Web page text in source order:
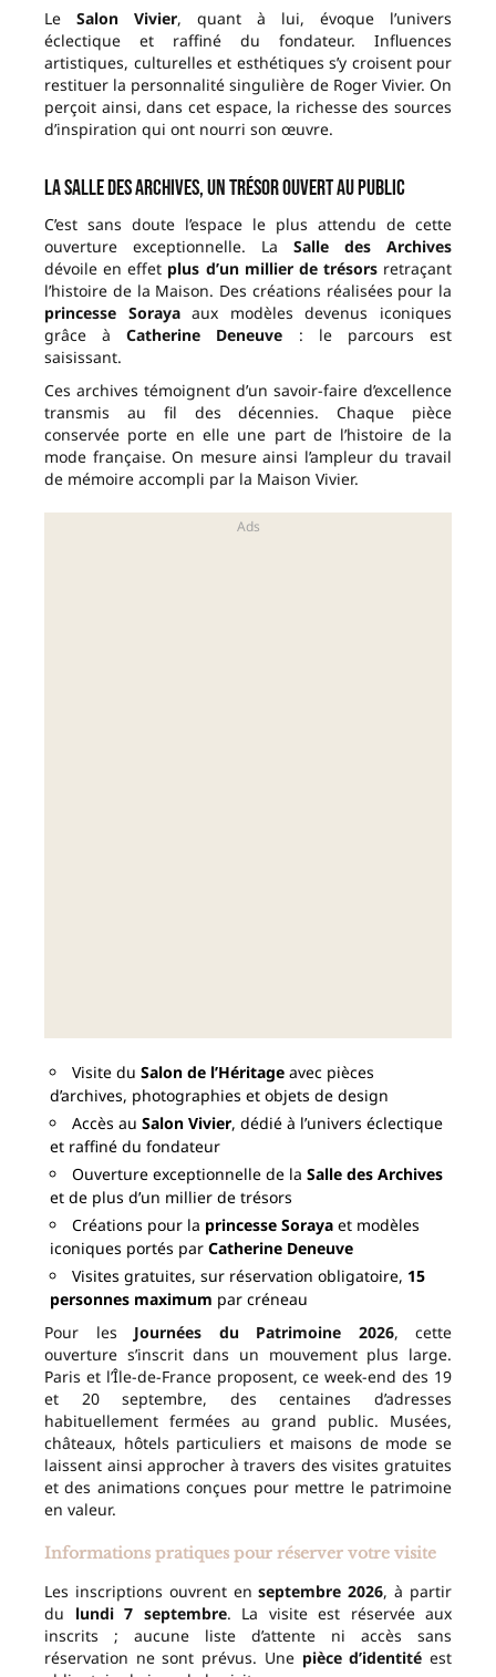
Le Salon Vivier, quant à lui, évoque l’univers
éclectique et raffiné du fondateur. Influences
artistiques, culturelles et esthétiques s’y croisent pour
restituer la personnalité singulière de Roger Vivier. On
perçoit ainsi, dans cet espace, la richesse des sources
d’inspiration qui ont nourri son œuvre.
La Salle des Archives, un trésor ouvert au public
C’est sans doute l’espace le plus attendu de cette
ouverture exceptionnelle. La Salle des Archives
dévoile en effet plus d’un millier de trésorsretraçant
l’histoire de la Maison. Des créations réalisées pour la
princesse Sorayaaux modèles devenus iconiques
grâce àCatherine Deneuve : le parcours est
saisissant.
Ces archives témoignent d’un savoir-faire d’excellence
transmis au fil des décennies. Chaque pièce
conservée porte en elle une part de l’histoire de la
mode française. On mesure ainsi l’ampleur du travail
de mémoire accompli par la Maison Vivier.
Visite du Salon de l’Héritage avec pièces
d’archives, photographies et objets de design
Accès au Salon Vivier, dédié à l’univers éclectique
et raffiné du fondateur
Ouverture exceptionnelle de la Salle des Archives
et de plus d’un millier de trésors
Créations pour la princesse Soraya et modèles
iconiques portés par Catherine Deneuve
Visites gratuites, sur réservation obligatoire, 15
personnes maximum par créneau
Pour les Journées du Patrimoine 2026, cette
ouverture s’inscrit dans un mouvement plus large.
Paris et l’Île-de-France proposent, ce week-end des 19
et 20 septembre, des centaines d’adresses
habituellement fermées au grand public. Musées,
châteaux, hôtels particuliers et maisons de mode se
laissent ainsi approcher à travers des visites gratuites
et des animations conçues pour mettre le patrimoine
en valeur.
Informations pratiques pour réserver votre visite
Les inscriptions ouvrent enseptembre 2026, à partir
du lundi 7 septembre. La visite est réservée aux
inscrits ; aucune liste d’attente ni accès sans
réservation ne sont prévus. Une pièce d’identité est